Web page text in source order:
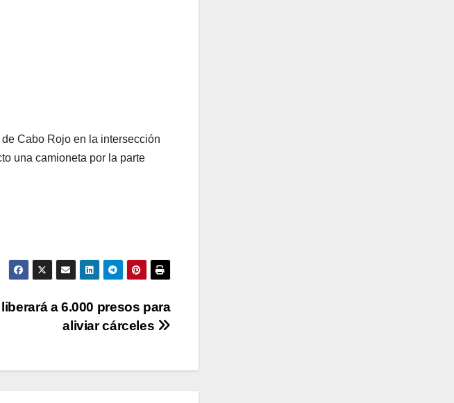
Cabo Rojo en la intersección
una camioneta por la parte
a 6.000 presos para
aliviar cárceles